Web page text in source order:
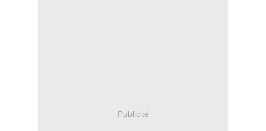
Publicité